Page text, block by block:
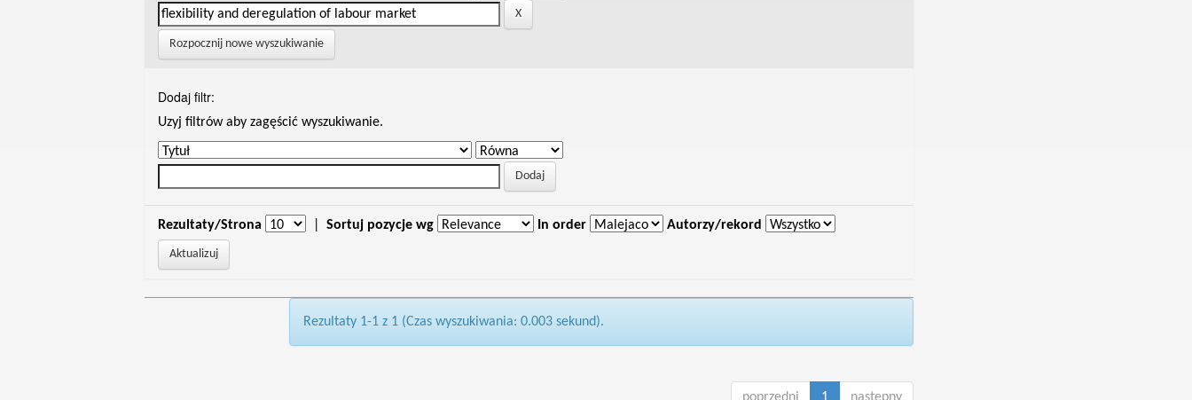
Rozpocznij nowe wyszukiwanie
Dodaj filtr:
Uzyj filtrów aby zagęścić wyszukiwanie.
Rezultaty/Strona Sortuj pozycje wg In order Autorzy/rekord
Rezultaty 1-1 z 1 (Czas wyszukiwania: 0.003 sekund).